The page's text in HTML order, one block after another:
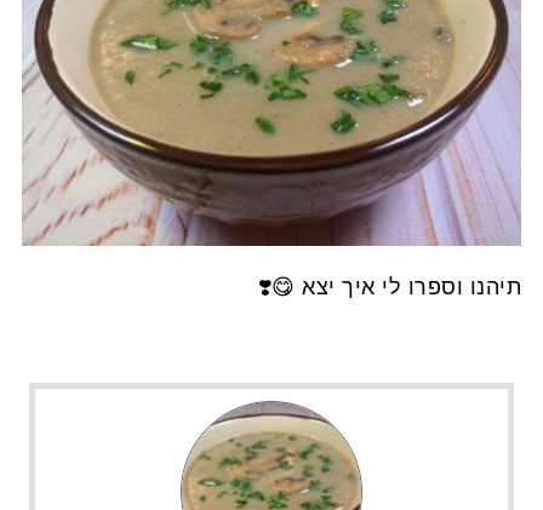
תיהנו וספרו לי איך יצא 😋❣️